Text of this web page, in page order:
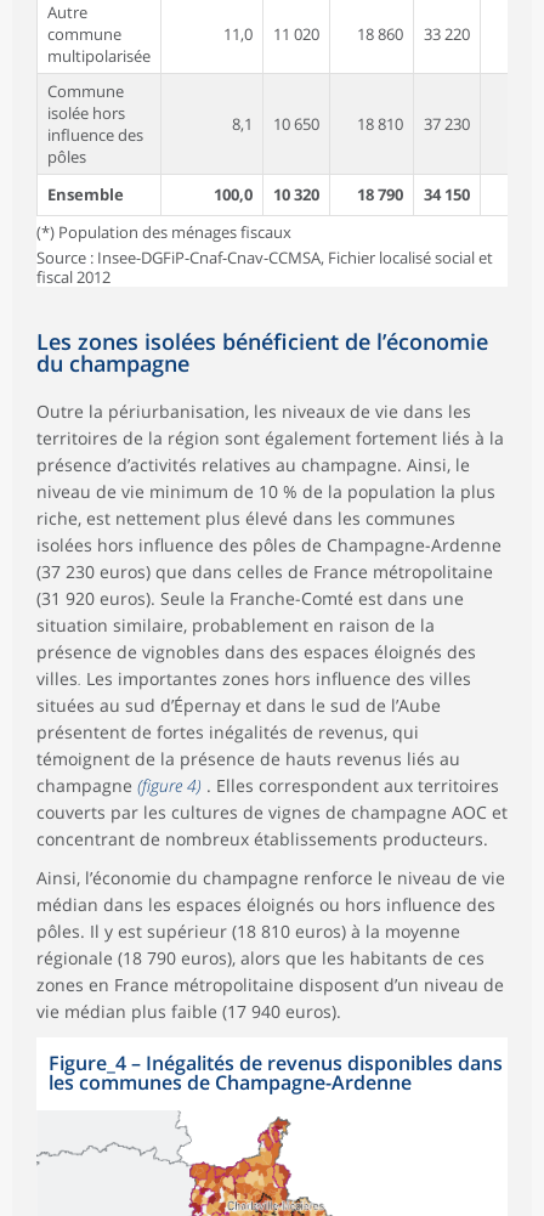
Autre
commune
multipolarisée
11,0 11 020 18 860 33 220
Commune
isolée hors
influence des
pôles
8,1 10 650 18 810 37 230
Ensemble 100,0 10 320 18 790 34 150
(*) Population des ménages fiscaux
Source : Insee-DGFiP-Cnaf-Cnav-CCMSA, Fichier localisé social et
fiscal 2012
Les zones isolées bénéficient de l’économie
du champagne
Outre la périurbanisation, les niveaux de vie dans les
territoires de la région sont également fortement liés à la
présence d’activités relatives au champagne. Ainsi, le
niveau de vie minimum de 10 % de la population la plus
riche, est nettement plus élevé dans les communes
isolées hors influence des pôles de Champagne-Ardenne
(37 230 euros) que dans celles de France métropolitaine
(31 920 euros). Seule la Franche-Comté est dans une
situation similaire, probablement en raison de la
présence de vignobles dans des espaces éloignés des
villes. Les importantes zones hors influence des villes
situées au sud d’Épernay et dans le sud de l’Aube
présentent de fortes inégalités de revenus, qui
témoignent de la présence de hauts revenus liés au
champagne (figure 4) . Elles correspondent aux territoires
couverts par les cultures de vignes de champagne AOC et
concentrant de nombreux établissements producteurs.
Ainsi, l’économie du champagne renforce le niveau de vie
médian dans les espaces éloignés ou hors influence des
pôles. Il y est supérieur (18 810 euros) à la moyenne
régionale (18 790 euros), alors que les habitants de ces
zones en France métropolitaine disposent d’un niveau de
vie médian plus faible (17 940 euros).
Figure_4– Inégalités de revenus disponibles dans
les communes de Champagne-Ardenne